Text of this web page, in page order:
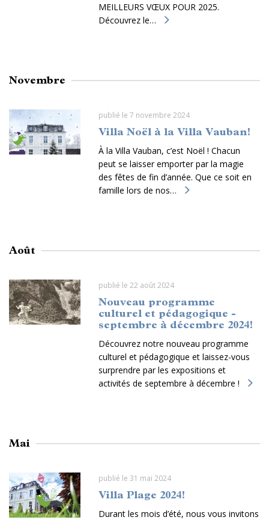
MEILLEURS VŒUX POUR 2025.
Découvrez le…
Novembre
publié le 7 novembre 2024
Villa Noël à la Villa Vauban!
À la Villa Vauban, c’est Noël ! Chacun
peut se laisser emporter par la magie
des fêtes de fin d’année. Que ce soit en
famille lors de nos…
Août
publié le 22 août 2024
Nouveau programme
culturel et pédagogique -
septembre à décembre 2024!
Découvrez notre nouveau programme
culturel et pédagogique et laissez-vous
surprendre par les expositions et
activités de septembre à décembre !
Mai
publié le 31 mai 2024
Villa Plage 2024!
Durant les mois d’été, nous vous invitons